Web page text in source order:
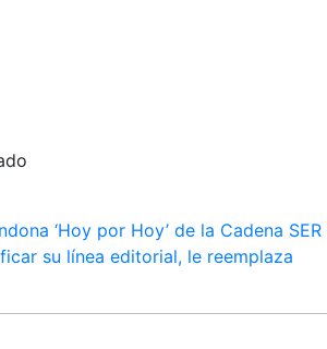
‘Hoy por Hoy’ de la Cadena SER
su línea editorial, le reemplaza